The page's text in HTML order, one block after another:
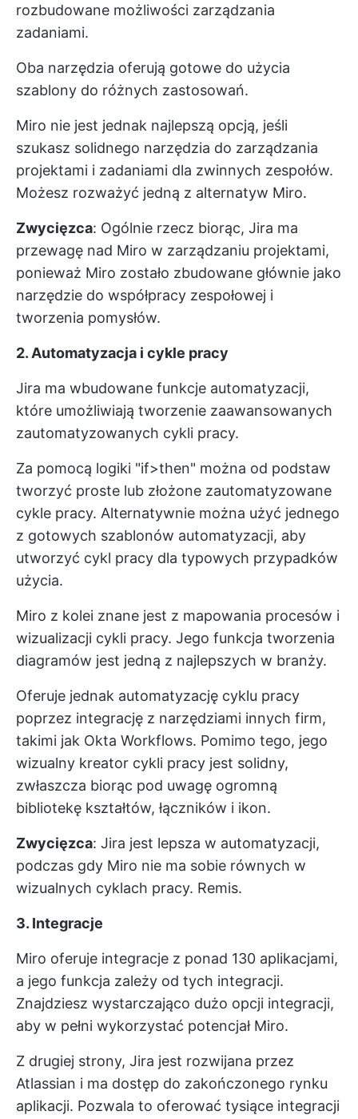
rozbudowane możliwości zarządzania
zadaniami.
Oba narzędzia oferują gotowe do użycia
szablony do różnych zastosowań.
Miro nie jest jednak najlepszą opcją, jeśli
szukasz solidnego narzędzia do zarządzania
projektami i zadaniami dla zwinnych zespołów.
Możesz rozważyć jedną z alternatyw Miro.
Zwycięzca: Ogólnie rzecz biorąc, Jira ma
przewagę nad Miro w zarządzaniu projektami,
ponieważ Miro zostało zbudowane głównie jako
narzędzie do współpracy zespołowej i
tworzenia pomysłów.
2. Automatyzacja i cykle pracy
Jira ma wbudowane funkcje automatyzacji,
które umożliwiają tworzenie zaawansowanych
zautomatyzowanych cykli pracy.
Za pomocą logiki "if>then" można od podstaw
tworzyć proste lub złożone zautomatyzowane
cykle pracy. Alternatywnie można użyć jednego
z gotowych szablonów automatyzacji, aby
utworzyć cykl pracy dla typowych przypadków
użycia.
Miro z kolei znane jest z mapowania procesów i
wizualizacji cykli pracy. Jego funkcja tworzenia
diagramów jest jedną z najlepszych w branży.
Oferuje jednak automatyzację cyklu pracy
poprzez integrację z narzędziami innych firm,
takimi jak Okta Workflows. Pomimo tego, jego
wizualny kreator cykli pracy jest solidny,
zwłaszcza biorąc pod uwagę ogromną
bibliotekę kształtów, łączników i ikon.
Zwycięzca: Jira jest lepsza w automatyzacji,
podczas gdy Miro nie ma sobie równych w
wizualnych cyklach pracy. Remis.
3. Integracje
Miro oferuje integracje z ponad 130 aplikacjami,
a jego funkcja zależy od tych integracji.
Znajdziesz wystarczająco dużo opcji integracji,
aby w pełni wykorzystać potencjał Miro.
Z drugiej strony, Jira jest rozwijana przez
Atlassian i ma dostęp do zakończonego rynku
aplikacji. Pozwala to oferować tysiące integracji